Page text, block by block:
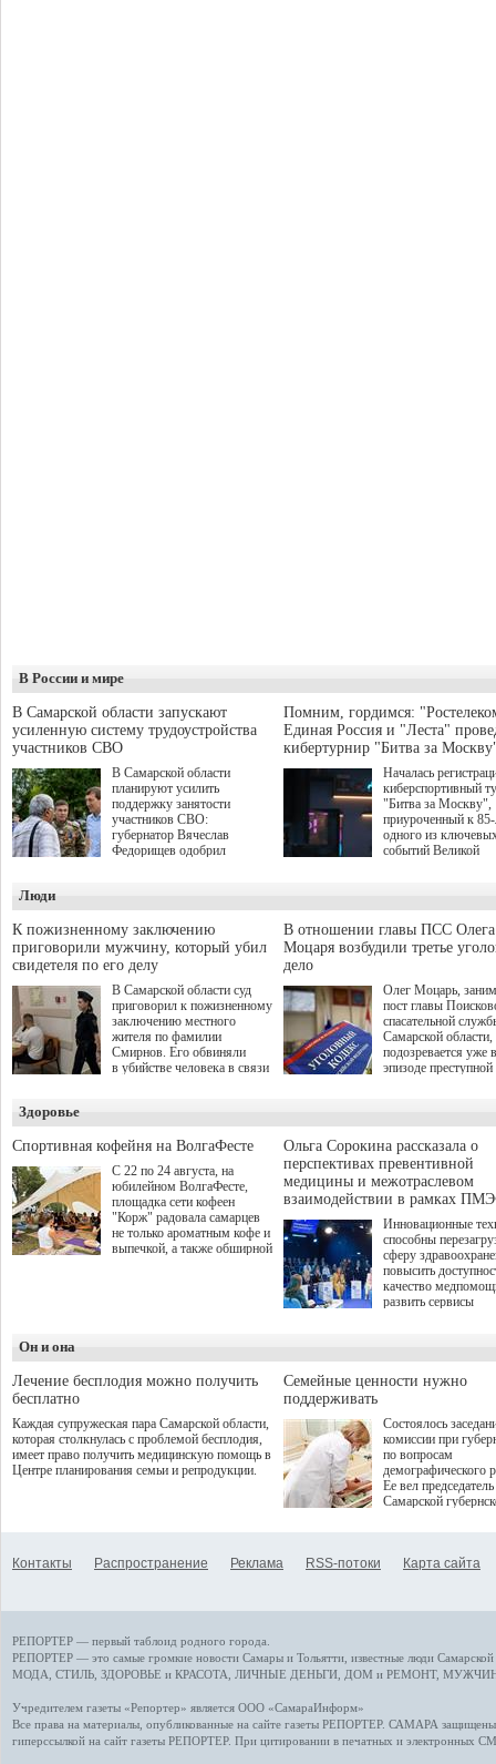
В России и мире
В Самарской области запускают
усиленную систему трудоустройства
участников СВО
В Самарской области
планируют усилить
поддержку занятости
участников СВО:
губернатор Вячеслав
Федорищев одобрил
Живайкина, направленные
на трудоустройство и более
спокойную адаптацию к
мирной жизни.
Помним, гордимся:
Единая Россия и "Леста"
кибертурнир "Битва за
Началась
киберспортивный
"Битва за Москву",
приуроченный к
одного из
событий Великой
игре "Мир танков"
выступили
партия "Единая
игровая студия
Люди
К пожизненному заключению
приговорили мужчину, который убил
свидетеля по его делу
В Самарской области суд
приговорил к пожизненному
заключению местного
жителя по фамилии
Смирнов. Его обвиняли
в убийстве человека в связи
В отношении главы ПСС Олега
Моцаря возбудили третье
дело
Олег Моцарь,
пост главы
спасательной
Самарской области,
подозревается уже
эпизоде преступной
а сам он
Здоровье
Спортивная кофейня на ВолгаФесте
С 22 по 24 августа, на
юбилейном ВолгаФесте,
площадка сети кофеен
"Корж" радовала самарцев
не только ароматным кофе и
выпечкой, а также обширной
Ольга Сорокина рассказала о
перспективах превентивной
медицины и межотраслевом
взаимодействии в рамках
Инновационные
способны
сферу
повысить
качество
развить сервисы
определенными
К ним можно
возникающие при
данными
более динамичного
проникновения
сегмент
отраслевое
рассказала Ольга
ходе сессии
качества жизни" в
ПМЭФ 2025. В
РФ Михаил
представители
Государственной
Он и она
Лечение бесплодия можно получить
бесплатно
Каждая супружеская пара Самарской области,
которая столкнулась с проблемой бесплодия,
имеет право получить медицинскую помощь в
Центре планирования семьи и репродукции.
Семейные ценности нужно
поддерживать
Состоялось
комиссии при
по вопросам
демографического
Ее вел председатель
Самарской
Контакты Распространение Реклама RSS-потоки Карта сайта
РЕПОРТЕР — первый таблоид родного города.
РЕПОРТЕР — это самые громкие новости Самары и Тольятти, известные люди
МОДА, СТИЛЬ ЗДОРОВЬЕ и КРАСОТА ЛИЧНЫЕ ДЕНЬГИ ДОМ и РЕМОНТ,
Учредителем газеты «Репортер» является ООО «СамараИнформ»
Все права на материалы, опубликованные на сайте газеты РЕПОРТЕР. САМАРА защищены.
гиперссылкой на сайт газеты РЕПОРТЕР. При цитировании в печатных и электронных